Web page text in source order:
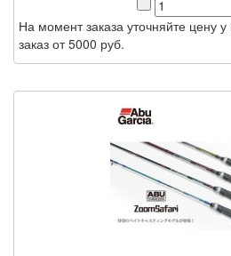
На момент заказа уточняйте цену
заказ от 5000 руб.